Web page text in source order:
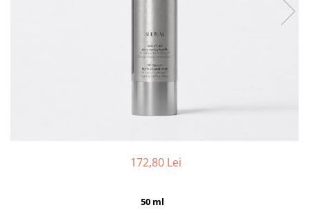
172,80 Lei
50 ml